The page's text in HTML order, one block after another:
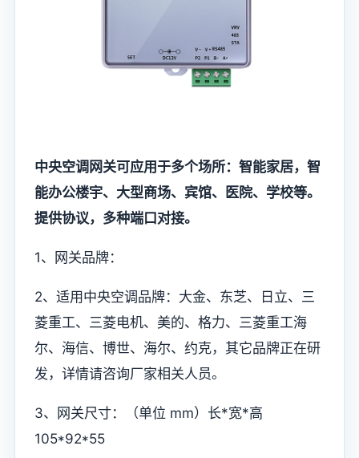
中央空调网关可应用于多个场所：智能家居，智
能办公楼宇、大型商场、宾馆、医院、学校等。
提供协议，多种端口对接。
1、网关品牌：
2、适用中央空调品牌：大金、东芝、日立、三
菱重工、三菱电机、美的、格力、三菱重工海
尔、海信、博世、海尔、约克，其它品牌正在研
发，详情请咨询厂家相关人员。
3、网关尺寸：（单位 mm）长*宽*高
105*92*55